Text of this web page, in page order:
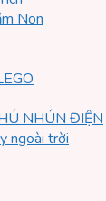
Non
NHÚN ĐIỆN
ngoài trời